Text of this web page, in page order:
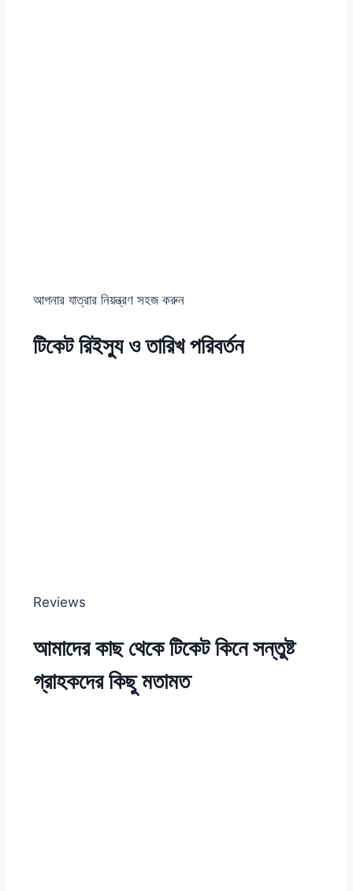
আপনার যাত্রার নিয়ন্ত্রণ সহজ করুন
টিকেট রিইস্যু ও তারিখ পরিবর্তন
Reviews
আমাদের কাছ থেকে টিকেট কিনে সন্তুষ্ট
গ্রাহকদের কিছু মতামত